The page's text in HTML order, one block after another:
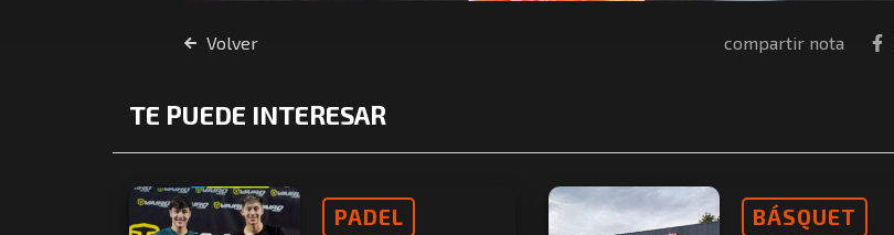
Volver compartir nota
TE PUEDE INTERESAR
PADEL BÁSQUET